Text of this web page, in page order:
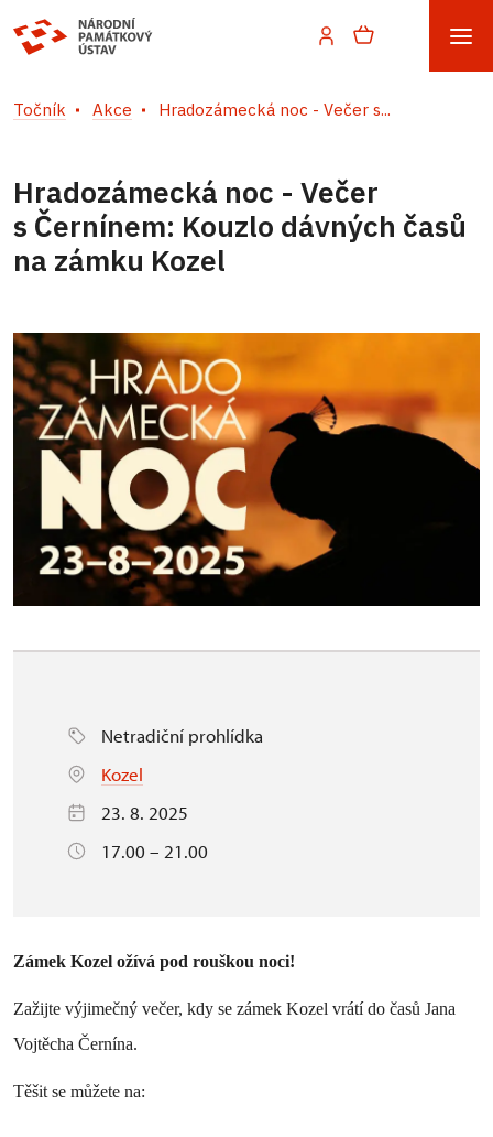
Točník Akce Hradozámecká noc - Večer s...
Hradozámecká noc - Večer
s Černínem: Kouzlo dávných časů
na zámku Kozel
Netradiční prohlídka
Kozel
23. 8. 2025
17.00 – 21.00
Zámek Kozel ožívá pod rouškou noci!
Zažijte výjimečný večer, kdy se zámek Kozel vrátí do časů Jana
Vojtěcha Černína.
Těšit se můžete na: